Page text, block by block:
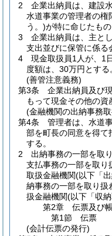
2
企業出納員は、建設
水道事業の管理者の権
う。)が特に命じたも
3
企業出納員は、主と
支出並びに保管に係る
4
現金取扱員1人が、1
度額は、30万円とする
(善管注意義務)
第3条
企業出納員及び
もって現金その他の資
(金融機関の出納事務
第4条
管理者は、水道
部を町長の同意を得て
する。
2
出納事務の一部を取
支払事務の一部を取り
取扱金融機関(以下「
納事務の一部を取り扱
扱金融機関(以下「収
第2章
伝票及び
第1節
伝票
(会計伝票の発行)